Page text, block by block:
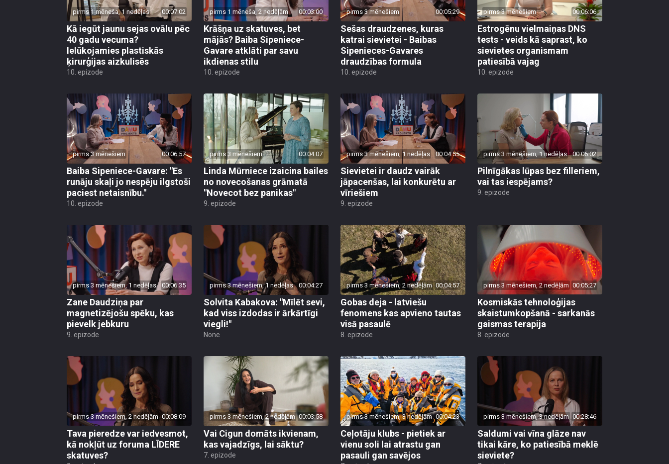
pirms 1 mēneša, 1 nedēļas 00:07:02
Kā iegūt jaunu sejas ovālu pēc
40 gadu vecuma?
Ielūkojamies plastiskās
ķirurģijas aizkulisēs
10. epizode
pirms 1 mēneša, 2 nedēļām 00:03:00
Krāšņa uz skatuves, bet
mājās? Baiba Sipeniece-
Gavare atklāti par savu
ikdienas stilu
10. epizode
pirms 3 mēnešiem 00:05:29
Sešas draudzenes, kuras
katrai sievietei - Baibas
Sipenieces-Gavares
draudzības formula
10. epizode
pirms 3 mēnešiem 00:06:06
Estrogēnu vielmaiņas DNS
tests - veids kā saprast, ko
sievietes organismam
patiesībā vajag
10. epizode
pirms 3 mēnešiem 00:06:57
Baiba Sipeniece-Gavare: "Es
runāju skaļi jo nespēju ilgstoši
paciest netaisnību."
10. epizode
pirms 3 mēnešiem 00:04:07
Linda Mūrniece izaicina bailes
no novecošanas grāmatā
"Novecot bez panikas"
9. epizode
pirms 3 mēnešiem, 1 nedēļas 00:04:55
Sievietei ir daudz vairāk
jāpacenšas, lai konkurētu ar
vīriešiem
9. epizode
pirms 3 mēnešiem, 1 nedēļas 00:06:02
Pilnīgākas lūpas bez filleriem,
vai tas iespējams?
9. epizode
pirms 3 mēnešiem, 1 nedēļas 00:06:35
Zane Daudziņa par
magnetizējošu spēku, kas
pievelk jebkuru
9. epizode
pirms 3 mēnešiem, 1 nedēļas 00:04:27
Solvita Kabakova: "Mīlēt sevi,
kad viss izdodas ir ārkārtīgi
viegli!"
None
pirms 3 mēnešiem, 2 nedēļām 00:04:57
Gobas deja - latviešu
fenomens kas apvieno tautas
visā pasaulē
8. epizode
pirms 3 mēnešiem, 2 nedēļām 00:05:27
Kosmiskās tehnoloģijas
skaistumkopšanā - sarkanās
gaismas terapija
8. epizode
pirms 3 mēnešiem, 2 nedēļām 00:08:09
Tava pieredze var iedvesmot,
kā nokļūt uz foruma LĪDERE
skatuves?
pirms 3 mēnešiem, 2 nedēļām 00:03:58
Vai Cigun domāts ikvienam,
kas vajadzīgs, lai sāktu?
7. epizode
pirms 3 mēnešiem, 3 nedēļām 00:04:23
Ceļotāju klubs - pietiek ar
vienu soli lai atrastu gan
pasauli gan savējos
pirms 3 mēnešiem, 3 nedēļām 00:28:46
Saldumi vai vīna glāze nav
tikai kāre, ko patiesībā meklē
sieviete?